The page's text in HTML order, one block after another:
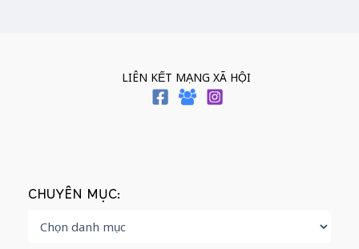
LIÊN KẾT MẠNG XÃ HỘI
CHUYÊN MỤC: